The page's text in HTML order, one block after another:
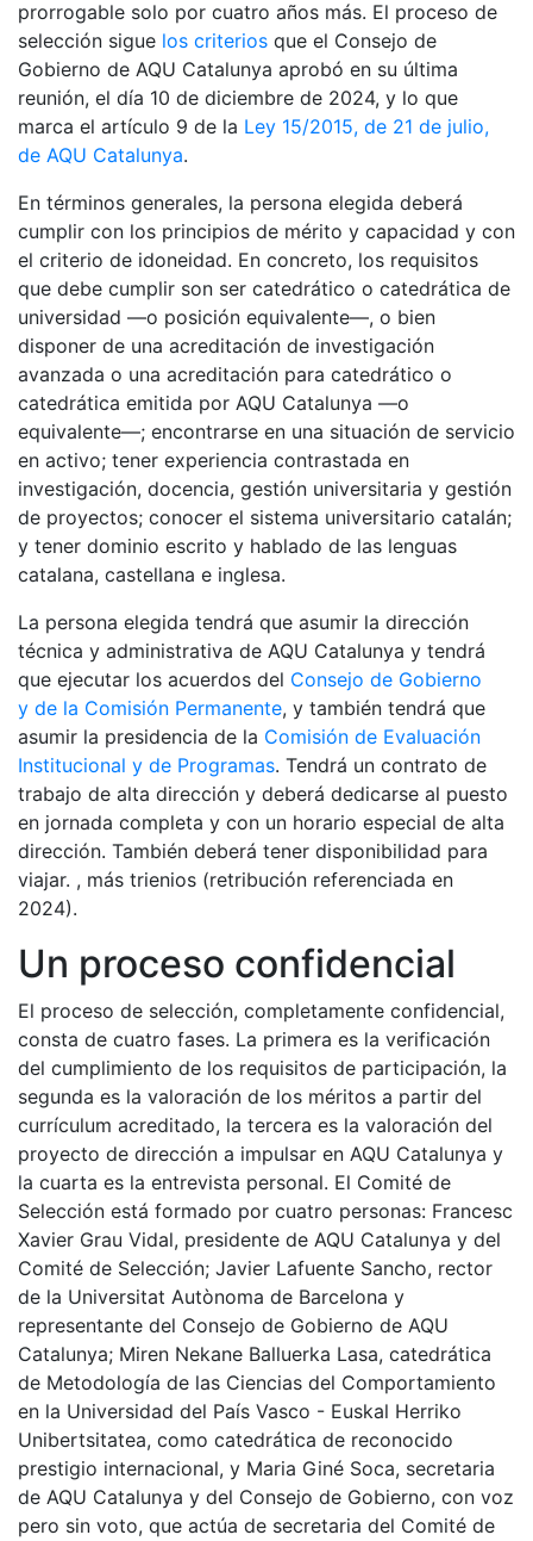
prorrogable solo por cuatro años más. El proceso de
selección sigue los criterios que el Consejo de
Gobierno de AQU Catalunya aprobó en su última
reunión, el día 10 de diciembre de 2024, y lo que
marca el artículo 9 de la Ley 15/2015, de 21 de julio,
de AQU Catalunya.
En términos generales, la persona elegida deberá
cumplir con los principios de mérito y capacidad y con
el criterio de idoneidad. En concreto, los requisitos
que debe cumplir son ser catedrático o catedrática de
universidad —o posición equivalente—, o bien
disponer de una acreditación de investigación
avanzada o una acreditación para catedrático o
catedrática emitida por AQU Catalunya —o
equivalente—; encontrarse en una situación de servicio
en activo; tener experiencia contrastada en
investigación, docencia, gestión universitaria y gestión
de proyectos; conocer el sistema universitario catalán;
y tener dominio escrito y hablado de las lenguas
catalana, castellana e inglesa.
La persona elegida tendrá que asumir la dirección
técnica y administrativa de AQU Catalunya y tendrá
que ejecutar los acuerdos del Consejo de Gobierno
y de la Comisión Permanente, y también tendrá que
asumir la presidencia de la Comisión de Evaluación
Institucional y de Programas. Tendrá un contrato de
trabajo de alta dirección y deberá dedicarse al puesto
en jornada completa y con un horario especial de alta
dirección. También deberá tener disponibilidad para
viajar. , más trienios (retribución referenciada en
2024).
Un proceso confidencial
El proceso de selección, completamente confidencial,
consta de cuatro fases. La primera es la verificación
del cumplimiento de los requisitos de participación, la
segunda es la valoración de los méritos a partir del
currículum acreditado, la tercera es la valoración del
proyecto de dirección a impulsar en AQU Catalunya y
la cuarta es la entrevista personal. El Comité de
Selección está formado por cuatro personas: Francesc
Xavier Grau Vidal, presidente de AQU Catalunya y del
Comité de Selección; Javier Lafuente Sancho, rector
de la Universitat Autònoma de Barcelona y
representante del Consejo de Gobierno de AQU
Catalunya; Miren Nekane Balluerka Lasa, catedrática
de Metodología de las Ciencias del Comportamiento
en la Universidad del País Vasco - Euskal Herriko
Unibertsitatea, como catedrática de reconocido
prestigio internacional, y Maria Giné Soca, secretaria
de AQU Catalunya y del Consejo de Gobierno, con voz
pero sin voto, que actúa de secretaria del Comité de